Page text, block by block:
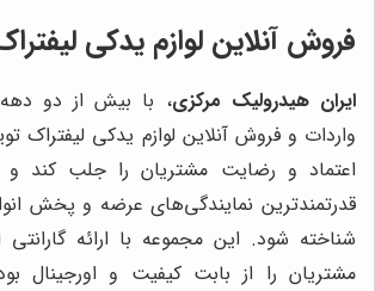
فروش آنلاین لوازم یدکی
ایران هیدرولیک مرکزی، با بیش از دو دهه
واردات و فروش آنلاین لوازم یدکی لیفتراک
اعتماد و رضایت مشتریان را جلب کند و
قدرتمندترین نمایندگی‌های عرضه و پخش
شناخته شود. این مجموعه با ارائه گارانتی
مشتریان را از بابت کیفیت و اورجینال